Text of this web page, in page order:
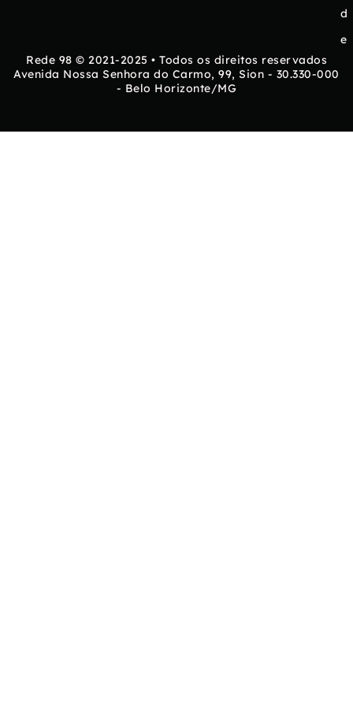
d
e
Rede 98 © 2021-2025 • Todos os direitos reservados
Avenida Nossa Senhora do Carmo, 99, Sion - 30.330-000
- Belo Horizonte/MG